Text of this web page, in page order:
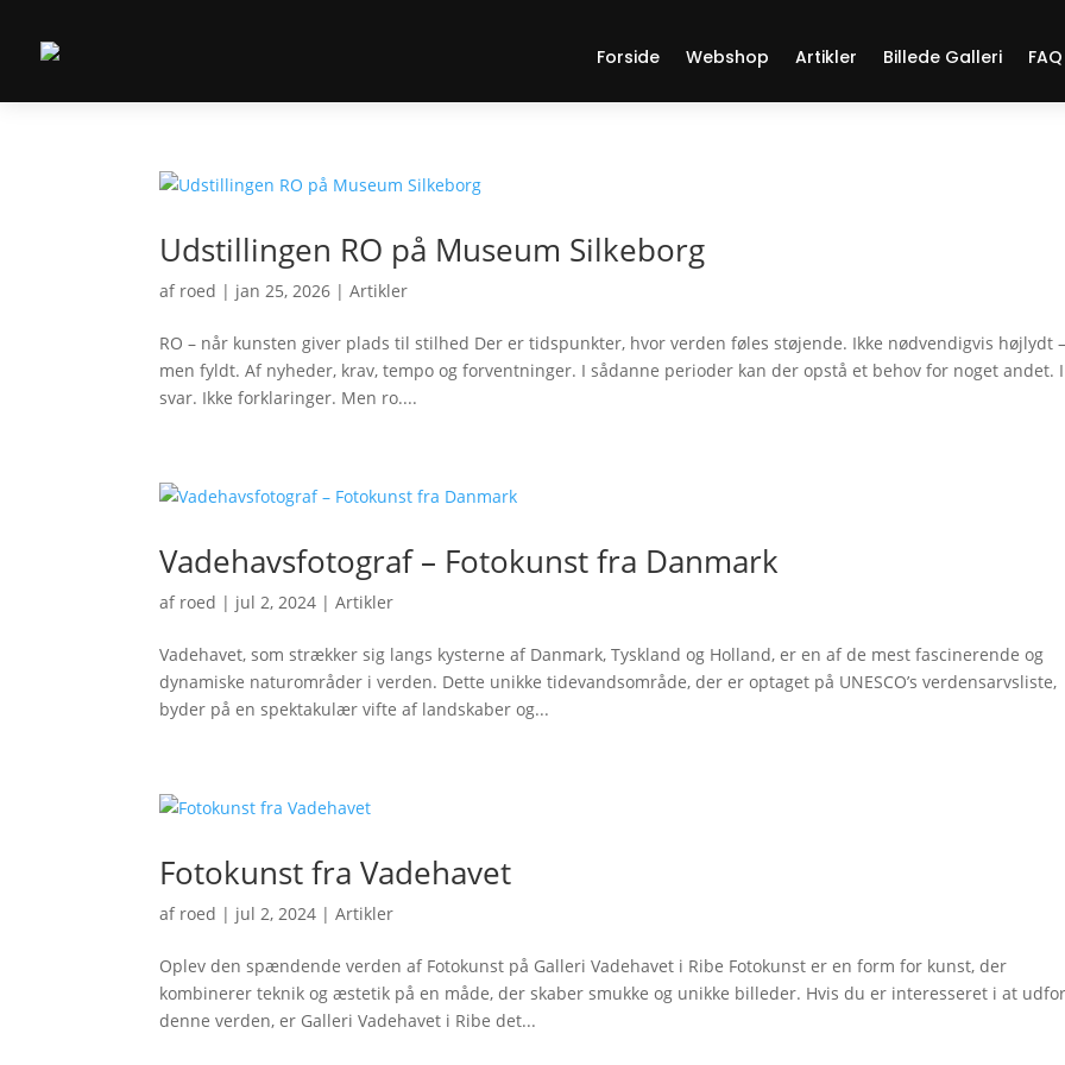
Forside Webshop Artikler Billede Galleri FAQ
Udstillingen RO på Museum Silkeborg
af roed | jan 25, 2026 |Artikler
RO – når kunsten giver plads til stilhed Der er tidspunkter, hvor verden føles støjende. Ikke nødvendigvis højlydt
men fyldt. Af nyheder, krav, tempo og forventninger. I sådanne perioder kan der opstå et behov for noget andet.
svar. Ikke forklaringer. Men ro....
Vadehavsfotograf – Fotokunst fra Danmark
af roed | jul 2, 2024 |Artikler
Vadehavet, som strækker sig langs kysterne af Danmark, Tyskland og Holland, er en af de mest fascinerende og
dynamiske naturområder i verden. Dette unikke tidevandsområde, der er optaget på UNESCO’s verdensarvsliste,
byder på en spektakulær vifte af landskaber og...
Fotokunst fra Vadehavet
af roed | jul 2, 2024 |Artikler
Oplev den spændende verden af Fotokunst på Galleri Vadehavet i Ribe Fotokunst er en form for kunst, der
kombinerer teknik og æstetik på en måde, der skaber smukke og unikke billeder. Hvis du er interesseret i at
denne verden, er Galleri Vadehavet i Ribe det...